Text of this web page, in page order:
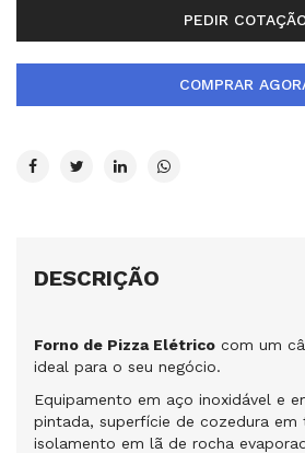
PEDIR
COMPRAR
DESCRIÇÃO
Forno de Pizza Elétrico com um
ideal para o seu negócio.
Equipamento em aço inoxidável e
pintada, superfície de cozedura em
isolamento em lã de rocha